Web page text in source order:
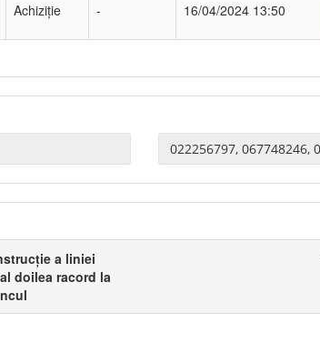
Achiziție - 16/04/2024 13:50
a liniei
doilea racord la